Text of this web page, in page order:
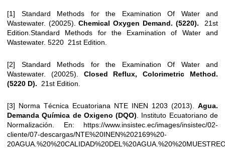
[1] Standard Methods for the Examination Of Water and
Wastewater. (20025).Chemical Oxygen Demand. (5220). 21st
Edition.Standard Methods for the Examination of Water and
Wastewater. 5220 21st Edition.
[2] Standard Methods for the Examination Of Water and
Wastewater. (20025). Closed Reflux, Colorimetric Method.
(5220 D). 21st Edition.
[3] Norma Técnica Ecuatoriana NTE INEN 1203 (2013). Agua.
Demanda Química de Oxigeno (DQO). Instituto Ecuatoriano de
Normalización. En: https://www.insistec.ec/images/insistec/02-
cliente/07-descargas/NTE%20INEN%202169%20-